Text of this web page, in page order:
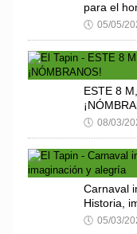
para el
🕔 05/05/
ESTE 8
🕔 08/03/
Carnaval
Historia,
🕔 05/03/